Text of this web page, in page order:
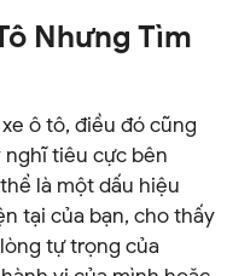
Nhưng Tìm
ô tô, điều đó cũng
nghĩ tiêu cực bên
là một dấu hiệu
tại của bạn, cho thấy
tự trọng của